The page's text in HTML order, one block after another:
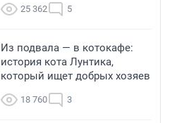
25 362 5
Из подвала — в котокафе:
история кота Лунтика,
который ищет добрых хозяев
18 760 3